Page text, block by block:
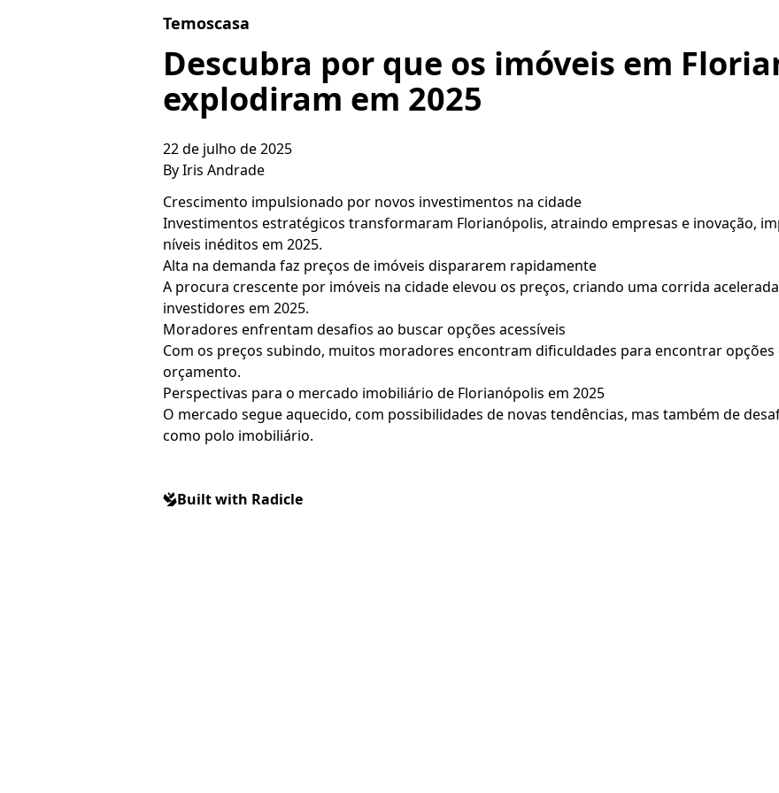
Temoscasa
Descubra por que os imóveis em
explodiram em 2025
22 de julho de 2025
ByIris Andrade
Crescimento impulsionado por novos investimentos na cidade
Investimentos estratégicos transformaram Florianópolis, atraindo empresas e inovação,
níveis inéditos em 2025.
Alta na demanda faz preços de imóveis dispararem rapidamente
A procura crescente por imóveis na cidade elevou os preços, criando uma corrida
investidores em 2025.
Moradores enfrentam desafios ao buscar opções acessíveis
Com os preços subindo, muitos moradores encontram dificuldades para encontrar
orçamento.
Perspectivas para o mercado imobiliário de Florianópolis em 2025
O mercado segue aquecido, com possibilidades de novas tendências, mas também de
como polo imobiliário.
Built with Radicle